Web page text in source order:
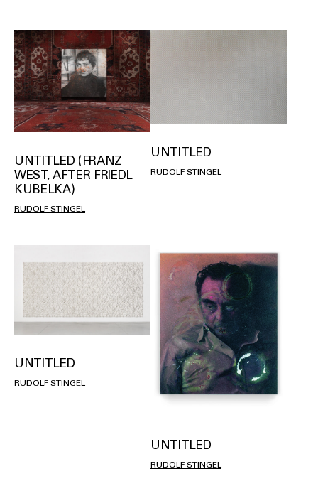
UNTITLED (FRANZ
WEST, AFTER FRIEDL
KUBELKA)
RUDOLF STINGEL
UNTITLED
RUDOLF STINGEL
UNTITLED
RUDOLF STINGEL
UNTITLED
RUDOLF STINGEL